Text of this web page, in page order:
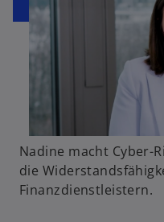
Nadine macht Cyber-
die
Finanzdienstleistern.